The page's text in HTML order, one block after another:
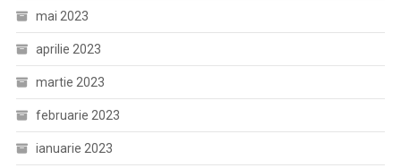
mai 2023
aprilie 2023
martie 2023
februarie 2023
ianuarie 2023